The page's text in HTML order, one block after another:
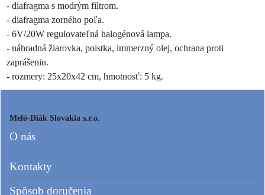
- diafragma s modrým filtrom.
- diafragma zorného poľa.
- 6V/20W regulovateľná halogénová lampa.
- náhradná žiarovka, poistka, immerzný olej, ochrana proti
zaprášeniu.
- rozmery: 25x20x42 cm, hmotnosť: 5 kg.
Meló-Diák Slovakia s.r.o.
O nás
Kontakty
Spôsob doručenia